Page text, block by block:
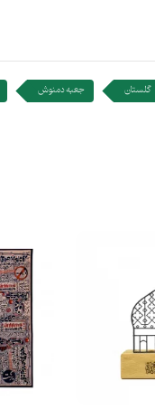
گلستان جعبه دمنوش